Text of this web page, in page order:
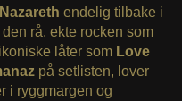
Nazareth endelig tilbake i
rå, ekte rocken som
låter som Love
på setlisten, lover
i ryggmargen og